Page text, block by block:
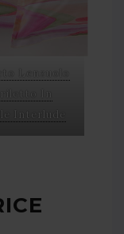
Interlude